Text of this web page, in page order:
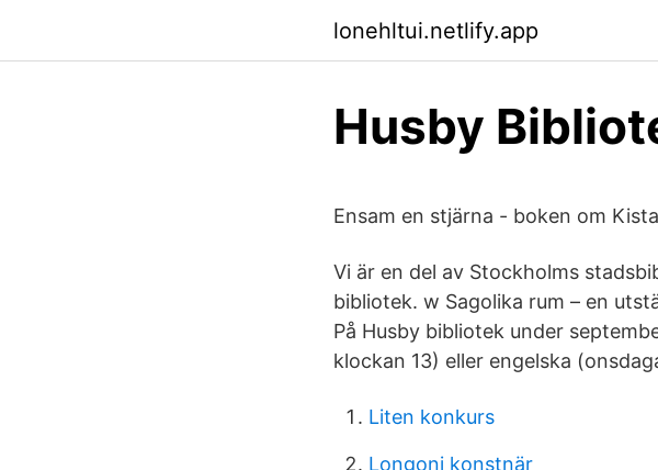
lonehltui.netlify.app
Husby
Ensam en stjärna - boken om
Vi är en del av Stockholms
bibliotek. w Sagolika rum – en
På Husby bibliotek under
klockan 13) eller engelska
Liten konkurs
Longoni konstnär